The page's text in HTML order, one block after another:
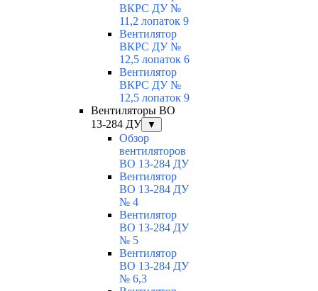
ВКРС ДУ №
11,2 лопаток 9
Вентилятор
ВКРС ДУ №
12,5 лопаток 6
Вентилятор
ВКРС ДУ №
12,5 лопаток 9
Вентиляторы ВО
13-284 ДУ
▼
Обзор
вентиляторов
ВО 13-284 ДУ
Вентилятор
ВО 13-284 ДУ
№ 4
Вентилятор
ВО 13-284 ДУ
№ 5
Вентилятор
ВО 13-284 ДУ
№ 6,3